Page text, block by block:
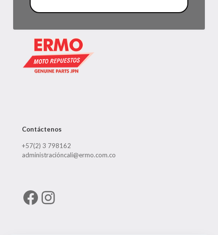
Contáctenos
+57(2) 3 798162
administracióncali@ermo.com.co
Facebook
Instagram